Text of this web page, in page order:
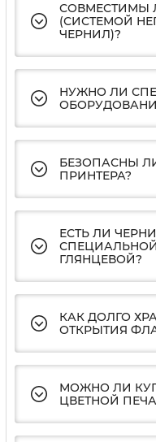
СОВМЕСТИМЫ
(СИСТЕМОЙ
ЧЕРНИЛ)?
НУЖНО ЛИ
БЕЗОПАСНЫ
ПРИНТЕРА?
ЕСТЬ ЛИ
ГЛЯНЦЕВОЙ?
КАК ДОЛГО
ОТКРЫТИЯ
МОЖНО ЛИ
ЦВЕТНОЙ